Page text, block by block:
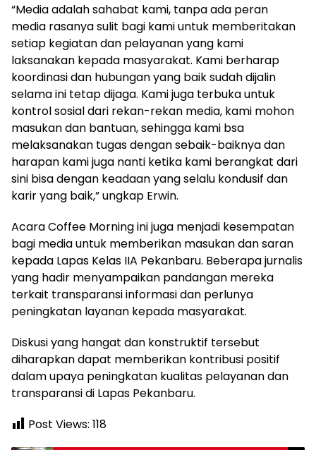
“Media adalah sahabat kami, tanpa ada peran
media rasanya sulit bagi kami untuk memberitakan
setiap kegiatan dan pelayanan yang kami
laksanakan kepada masyarakat. Kami berharap
koordinasi dan hubungan yang baik sudah dijalin
selama ini tetap dijaga. Kami juga terbuka untuk
kontrol sosial dari rekan-rekan media, kami mohon
masukan dan bantuan, sehingga kami bsa
melaksanakan tugas dengan sebaik-baiknya dan
harapan kami juga nanti ketika kami berangkat dari
sini bisa dengan keadaan yang selalu kondusif dan
karir yang baik,” ungkap Erwin.
Acara Coffee Morning ini juga menjadi kesempatan
bagi media untuk memberikan masukan dan saran
kepada Lapas Kelas IIA Pekanbaru. Beberapa jurnalis
yang hadir menyampaikan pandangan mereka
terkait transparansi informasi dan perlunya
peningkatan layanan kepada masyarakat.
Diskusi yang hangat dan konstruktif tersebut
diharapkan dapat memberikan kontribusi positif
dalam upaya peningkatan kualitas pelayanan dan
transparansi di Lapas Pekanbaru.
Post Views: 118